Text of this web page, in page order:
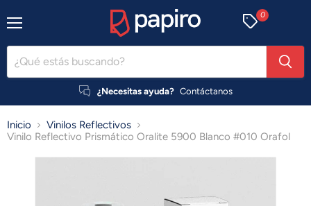
¿Necesitas ayuda? Contáctanos
0
Inicio
Vinilos Reflectivos
Vinilo Reflectivo Prismático Oralite 5900 Blanco #010 Orafol